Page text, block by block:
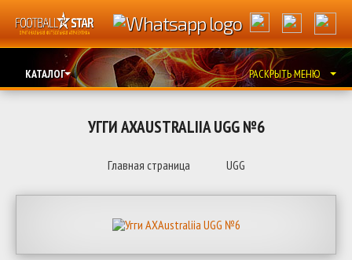
КАТАЛОГ РАСКРЫТЬ МЕНЮ
УГГИ AXAUSTRALIIA UGG №6
Главная страница UGG